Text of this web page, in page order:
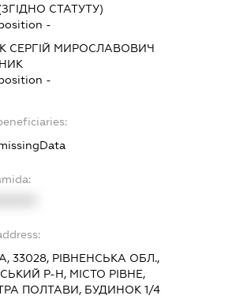
СТАТУТУ)
-
СЕРГІЙ МИРОСЛАВОВИЧ
-
33028, РІВНЕНСЬКА ОБЛ.,
Р-Н, МІСТО РІВНЕ,
ПОЛТАВИ, БУДИНОК 1/4